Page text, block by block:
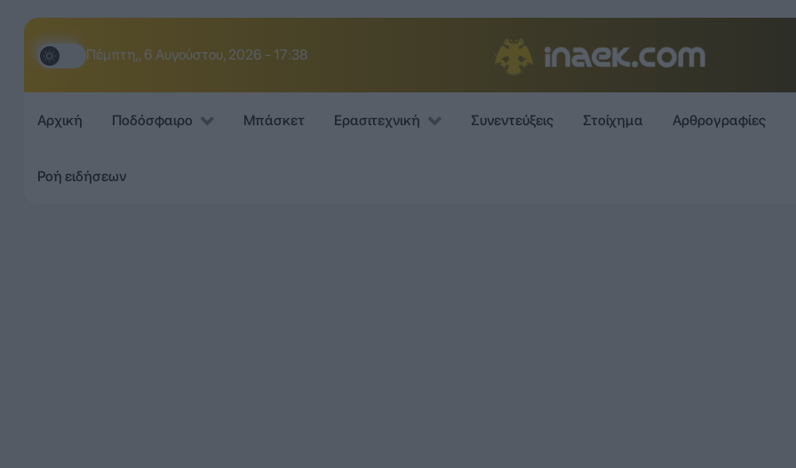
Πέμπτη,, 6 Αυγούστου, 2026 - 17:38
Αρχική Ποδόσφαιρο Μπάσκετ Ερασιτεχνική Συνεντεύξεις Στοίχημα Αρθρογραφίες
Ροή ειδήσεων